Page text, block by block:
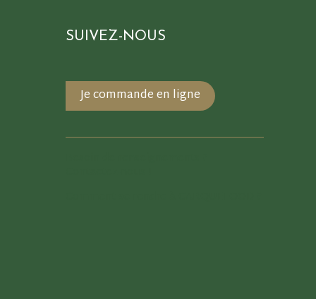
SUIVEZ-NOUS
Je commande en ligne